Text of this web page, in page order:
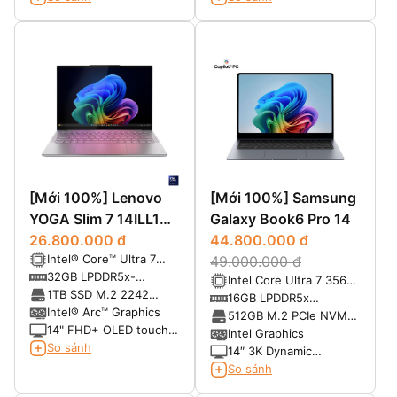
[Mới 100%] Lenovo
YOGA Slim 7 14ILL10
Aura Edition (Core
Ultra 7 258V RAM
32GB SSD 1TB 14
inch FHD+ OLED
Touch)
26.800.000 đ
Intel® Core™ Ultra 7
258V, 3nm (8 Cores, 8
Threads, 2.2 GHz Base,
4.8 GHz Turbo, 12MB
Cache, NPU AI)
32GB LPDDR5x-
8533MHz
1TB SSD M.2 2242
PCIe® 4.0×4 NVMe®
Intel® Arc™ Graphics
14" FHD+ OLED touch
panel, 60Hz, 600nits
So sánh
[Mới 100%] Samsung
Galaxy Book6 Pro 14
44.800.000 đ
49.000.000 đ
Intel Core Ultra 7 356H
(16 Cores, Up to
4.7GHz)
16GB LPDDR5x
8533MHz
512GB M.2 PCIe NVMe
SSD
Intel Graphics
14″ 3K Dynamic
AMOLED 2X, Anti-
So sánh